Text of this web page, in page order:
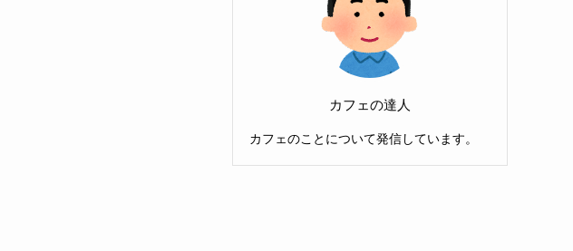
カフェの達人
カフェのことについて発信しています。